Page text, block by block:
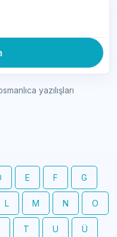
yazılışları
E F G
L M N O
T U Ü